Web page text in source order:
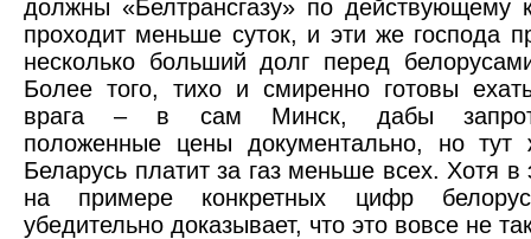
должны «Белтрансгазу» по действующему
проходит меньше суток, и эти же господа
несколько больший долг перед
Более того, тихо и смиренно готовы
врага – в сам Минск, дабы
положенные цены документально, но тут
Беларусь платит за газ меньше всех. Хотя
на примере конкретных цифр
убедительно доказывает, что это вовсе не